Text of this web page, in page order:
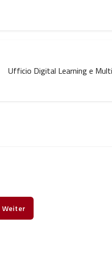
Ufficio Digital Learning e
Weiter